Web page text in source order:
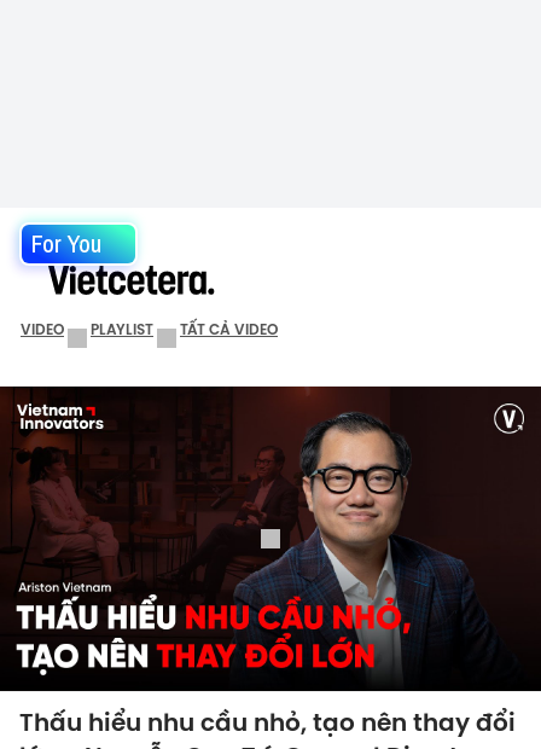
For You
VIDEO PLAYLIST TẤT CẢ VIDEO
Thấu hiểu nhu cầu nhỏ, tạo nên thay đổi